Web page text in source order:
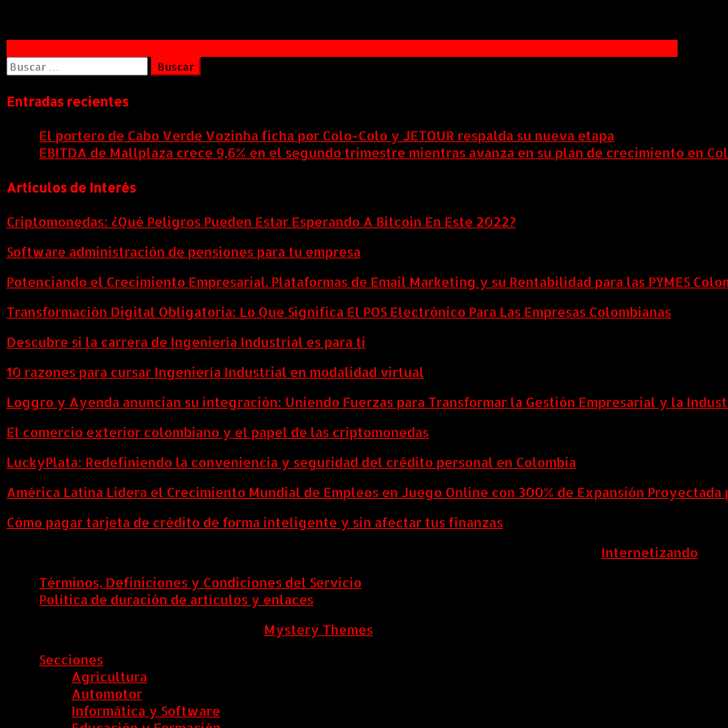
Navegación
de
entradas
Buscar:
Entradas recientes
El portero de Cabo Verde Vozinha ficha por Colo-Colo y JETOUR respalda su nueva etapa
EBITDA de Mallplaza crece 9,6% en el segundo trimestre mientras avanza en su plan de crecimiento en
Artículos de Interés
Criptomonedas: ¿Qué Peligros Pueden Estar Esperando A Bitcoin En Este 2022?
Software administración de pensiones para tu empresa
Potenciando el Crecimiento Empresarial. Plataformas de Email Marketing y su Rentabilidad para las PYMES
Transformación Digital Obligatoria: Lo Que Significa El POS Electrónico Para Las Empresas Colombianas
Descubre si la carrera de Ingeniería Industrial es para ti
10 razones para cursar Ingeniería Industrial en modalidad virtual
Loggro y Ayenda anuncian su integración: Uniendo Fuerzas para Transformar la Gestión Empresarial y la
El comercio exterior colombiano y el papel de las criptomonedas
LuckyPlata: Redefiniendo la conveniencia y seguridad del crédito personal en Colombia
América Latina Lidera el Crecimiento Mundial de Empleos en Juego Online con 300% de Expansión Proyectada
Cómo pagar tarjeta de crédito de forma inteligente y sin afectar tus finanzas
Internetizando
Términos, Definiciones y Condiciones del Servicio
Política de duración de artículos y enlaces
Mystery Themes
Secciones
Agricultura
Automotor
Informática y Software